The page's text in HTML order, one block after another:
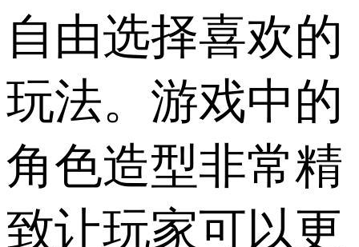
自由选择喜欢的
玩法。游戏中的
角色造型非常精
致让玩家可以更